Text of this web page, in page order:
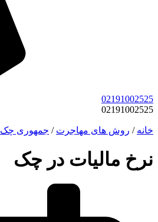
02191002525
02191002525
خانه / روش های مهاجرت / جمهوری چک
نرخ مالیات در چک